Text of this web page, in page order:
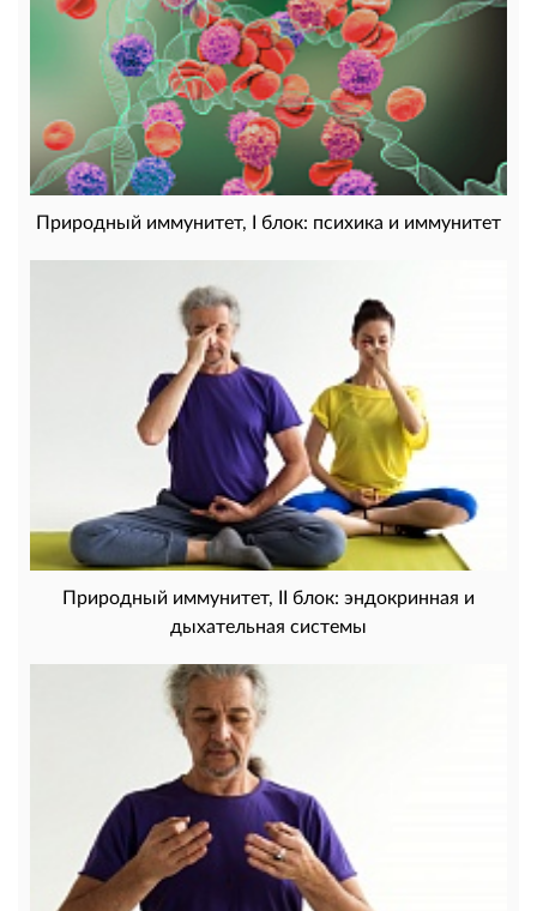
Природный иммунитет, I блок: психика и иммунитет
Природный иммунитет, II блок: эндокринная и
дыхательная системы